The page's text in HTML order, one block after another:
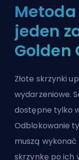
jeden
Golden
Złote skrzynki
wydarzeniowe.
dostępne tylko
Odblokowanie
muszą
skrzynkę po ich